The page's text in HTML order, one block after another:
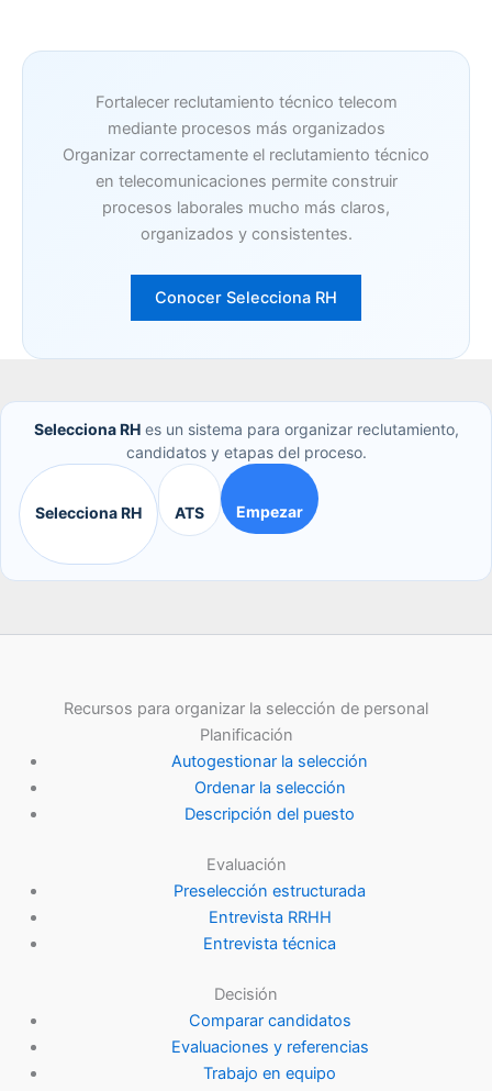
Fortalecer reclutamiento técnico telecom
mediante procesos más organizados
Organizar correctamente el reclutamiento técnico
en telecomunicaciones permite construir
procesos laborales mucho más claros,
organizados y consistentes.
Conocer Selecciona RH
Selecciona RHes un sistema para organizar reclutamiento,
candidatos y etapas del proceso.
Selecciona RH ATS Empezar
Recursos para organizar la selección de personal
Planificación
Autogestionar la selección
Ordenar la selección
Descripción del puesto
Evaluación
Preselección estructurada
Entrevista RRHH
Entrevista técnica
Decisión
Comparar candidatos
Evaluaciones y referencias
Trabajo en equipo